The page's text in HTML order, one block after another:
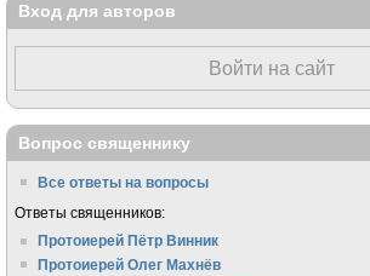
Вход для авторов
Войти на сайт
Вопрос священнику
Все ответы на вопросы
Ответы священников:
Протоиерей Пётр Винник
Протоиерей Олег Махнёв